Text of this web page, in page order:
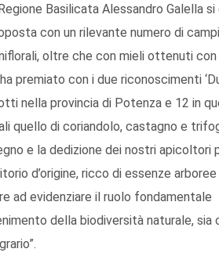
Basilicata Alessandro Galella si
con un rilevante numero di
oltre che con mieli ottenuti con
premiato con i due riconoscimenti
nella provincia di Potenza e 12 in
quello di coriandolo, castagno e
e la dedizione dei nostri apicoltori
d’origine, ricco di essenze arboree
ad evidenziare il ruolo fondamentale
della biodiversità naturale, sia